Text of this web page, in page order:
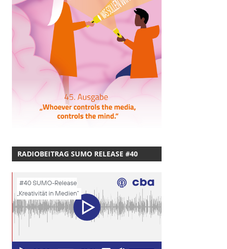
RADIOBEITRAG SUMO RELEASE #40